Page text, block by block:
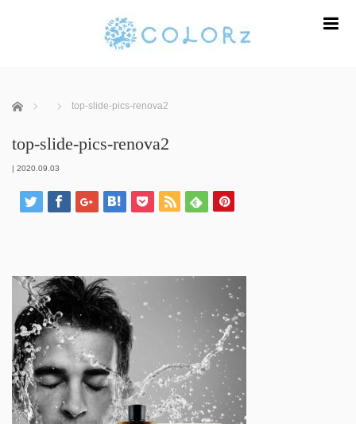
ホーム top-slide-pics-renova2
top-slide-pics-renova2
| 2020.09.03